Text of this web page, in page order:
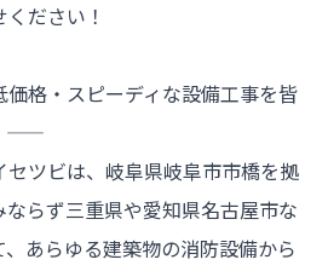
ださい！
格・スピーディな設備工事を皆
ツビは、岐阜県岐阜市市橋を拠
らず三重県や愛知県名古屋市な
あらゆる建築物の消防設備から